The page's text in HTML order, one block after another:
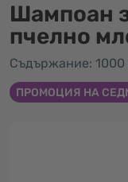
Шампоан
пчелно
Съдържание: 1000
ПРОМОЦИЯ НА